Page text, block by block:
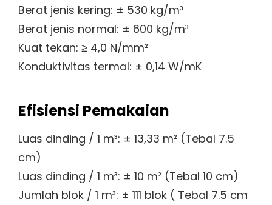
Berat jenis kering: ± 530 kg/m³
Berat jenis normal: ± 600 kg/m³
Kuat tekan: ≥ 4,0 N/mm²
Konduktivitas termal: ± 0,14 W/mK
Efisiensi Pemakaian
Luas dinding / 1 m³: ± 13,33 m² (Tebal 7.5
cm)
Luas dinding / 1 m³: ± 10 m² (Tebal 10 cm)
Jumlah blok / 1 m³: ± 111 blok ( Tebal 7.5 cm